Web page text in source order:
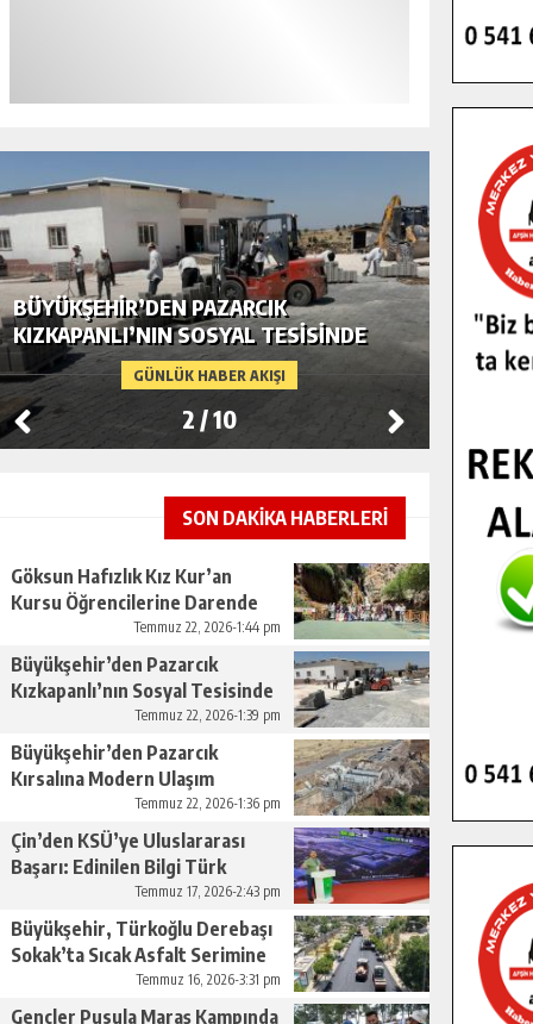
GÜNLÜK HABER AKIŞI
BÜYÜKŞEHIR’DEN PAZARCIK
KIZKAPANLI’NIN SOSYAL TESISINDE
ÇEVRE DÜZENLEMESI.
2 /10
SON DAKİKA HABERLERİ
Göksun Hafızlık Kız Kur’an
Kursu Öğrencilerine Darende
Temmuz 22, 2026-1:44 pm
Büyükşehir’den Pazarcık
Kızkapanlı’nın Sosyal Tesisinde
Çevre Düzenlemesi.Temmuz 22, 2026-1:39 pm
Büyükşehir’den Pazarcık
Kırsalına Modern Ulaşım
Temmuz 22, 2026-1:36 pm
Çin’den KSÜ’ye Uluslararası
Başarı: Edinilen Bilgi Türk
Tarımına Katkı Sağlayacak.
Temmuz 17, 2026-2:43 pm
Büyükşehir, Türkoğlu Derebaşı
Sokak’ta Sıcak Asfalt Serimine
Temmuz 16, 2026-3:31 pm
Gençler Pusula Maraş Kampında